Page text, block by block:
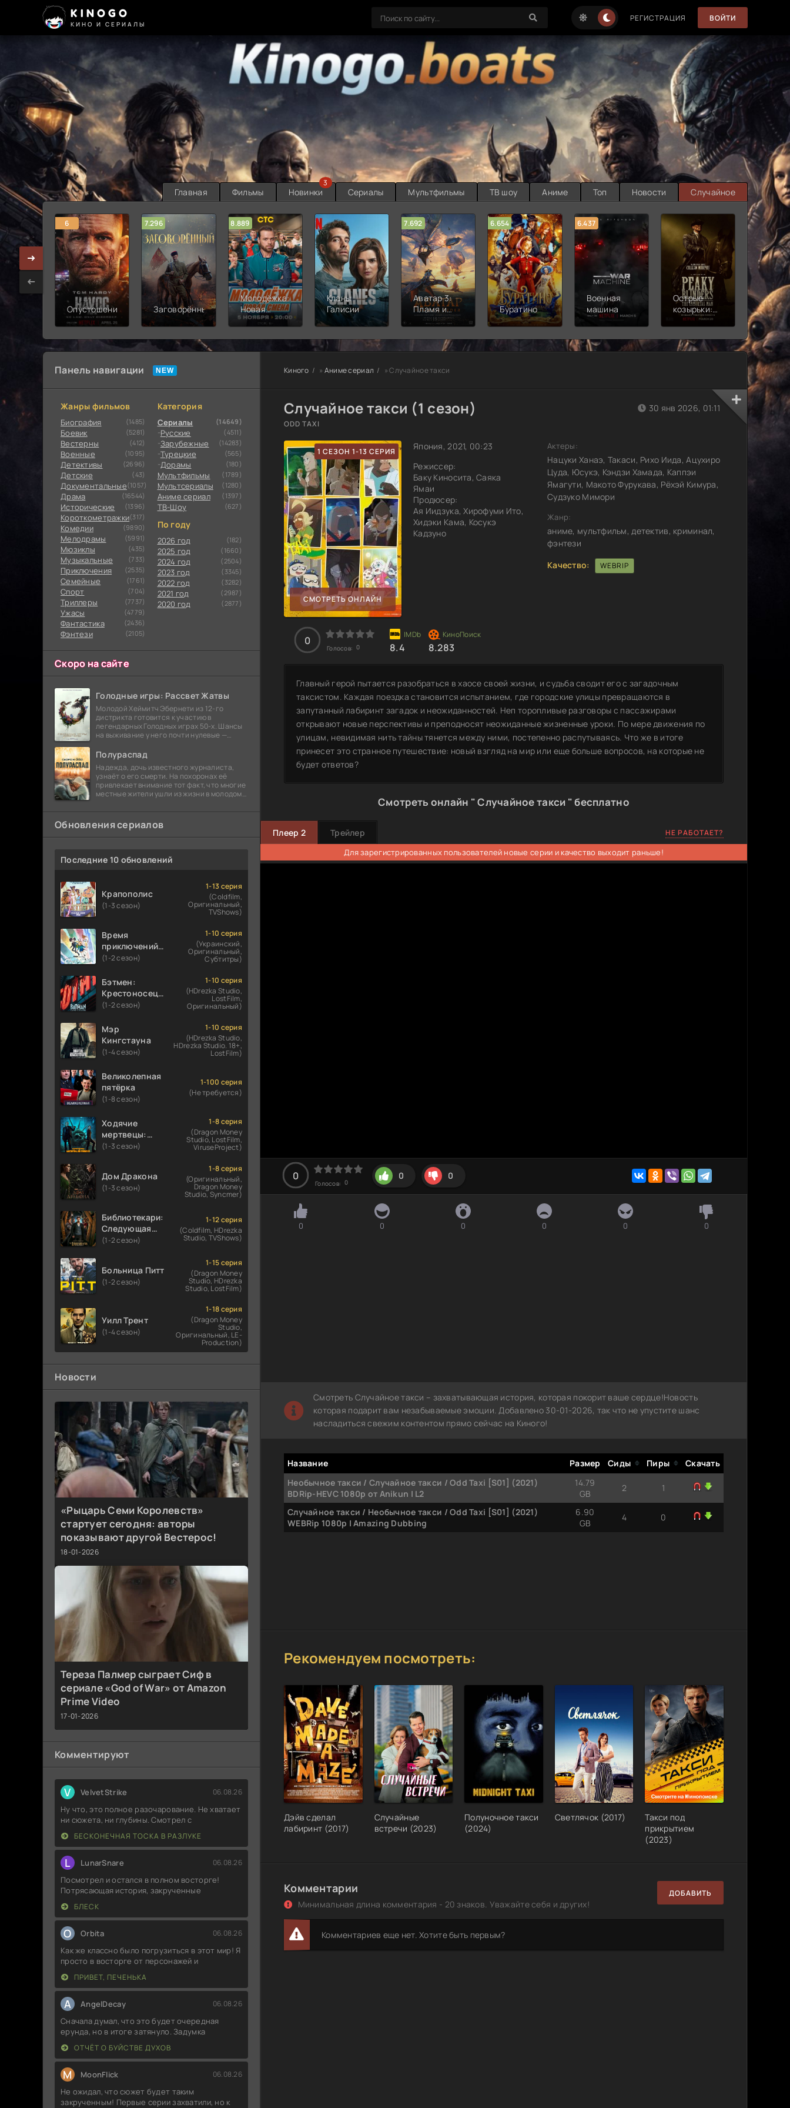
KINOGO
КИНО И СЕРИАЛЫ
РЕГИСТРАЦИЯ ВОЙТИ
Главная Фильмы Новинки
3
Сериалы Мультфильмы ТВ шоу Аниме Топ Новости Случайное
6
Опустошение
7.296
Заговорённый
8.889
Молодёжка:
Новая
смена
Кланы
Галисии
7.692
Аватар 3:
Пламя и
пепел
6.654
Буратино
6.437
Военная
машина
Острые
козырьки:
Бессмертный
7.187
2
Панель навигации
Жанры фильмов
Биография (1485)
Боевик (5281)
Вестерны (412)
Военные (1095)
Детективы (2696)
Детские (43)
Документальные(1057)
Драма (16544)
Исторические (1396)
Короткометражки(317)
Комедии (9890)
Мелодрамы (5991)
Мюзиклы (435)
Музыкальные (733)
Приключения (2535)
Семейные (1761)
Cпорт (704)
Триллеры (7737)
Ужасы (4779)
Фантастика (2436)
Фэнтези (2105)
Категория
Сериалы (14649)
Русские (4511)
Зарубежные (14283)
Турецкие (565)
Дорамы (180)
Мультфильмы (1789)
Мультсериалы (1280)
Аниме сериал (1397)
ТВ-Шоу (627)
По году
2026 год (182)
2025 год (1660)
2024 год (2504)
2023 год (3345)
2022 год (3282)
2021 год (2987)
2020 год (2877)
Скоро на сайте
Голодные игры: Рассвет Жатвы
Молодой Хеймитч Эбернети из 12-го
дистрикта готовится к участию в
легендарных Голодных играх 50-х. Шансы
на выживание у него почти нулевые —
победу еще сорок
Полураспад
Надежда, дочь известного журналиста,
узнаёт о его смерти. На похоронах её
привлекает внимание тот факт, что многие
местные жители ушли из жизни в молодом
бомбы
Обновления сериалов
Последние 10 обновлений
Крапополис
(1-3 сезон)
1-13 серия
(Coldfilm,
Оригинальный,
TVShows)
Время
приключений:
Фионна и Кейк
(1-2 сезон)
1-10 серия
(Украинский,
Оригинальный,
Субтитры)
Бэтмен:
Крестоносец в
плаще
(1-2 сезон)
1-10 серия
(HDrezka Studio,
LostFilm,
Оригинальный)
Мэр
Кингстауна
(1-4 сезон)
1-10 серия
(HDrezka Studio,
HDrezka Studio. 18+,
LostFilm)
Великолепная
пятёрка
(1-8 сезон)
1-100 серия
(Не требуется)
Ходячие
мертвецы:
Мертвый
(1-3 сезон)
1-8 серия
(Dragon Money
Studio, LostFilm,
ViruseProject)
Дом Дракона
(1-3 сезон)
1-8 серия
(Оригинальный,
Dragon Money
Studio, Syncmer)
Библиотекари:
Следующая
глава
(1-2 сезон)
1-12 серия
(Coldfilm, HDrezka
Studio, TVShows)
Больница Питт
(1-2 сезон)
1-15 серия
(Dragon Money
Studio, HDrezka
Studio, LostFilm)
Уилл Трент
(1-4 сезон)
1-18 серия
(Dragon Money
Studio,
Оригинальный, LE-
Production)
Новости
«Рыцарь Семи Королевств»
стартует сегодня: авторы
показывают другой Вестерос!
18-01-2026
Тереза Палмер сыграет Сиф в
сериале «God of War» от Amazon
Prime Video
17-01-2026
Комментируют
V VelvetStrike 06.08.26
Ну что, это полное разочарование. Не хватает
ни сюжета, ни глубины. Смотрел с
БЕСКОНЕЧНАЯ ТОСКА В РАЗЛУКЕ
L LunarSnare 06.08.26
Посмотрел и остался в полном восторге!
Потрясающая история, закрученные
БЛЕСК
O Orbita 06.08.26
Как же классно было погрузиться в этот мир! Я
просто в восторге от персонажей и
ПРИВЕТ, ПЕЧЕНЬКА
A AngelDecay 06.08.26
Сначала думал, что это будет очередная
ерунда, но в итоге затянуло. Задумка
ОТЧЁТ О БУЙСТВЕ ДУХОВ
M MoonFlick 06.08.26
Не ожидал, что сюжет будет таким
закрученным! Первые серии захватили, но к
Киного » Аниме сериал » Случайное такси
Случайное такси (1 сезон)
ODD TAXI
1 СЕЗОН 1-13 СЕРИЯ
СМОТРЕТЬ ОНЛАЙН
Япония, 2021, 00:23
Режиссер:
Баку Киносита, Саяка
Ямаи
Продюсер:
Ая Иидзука, Хирофуми Ито,
Хидэки Кама, Косукэ
Кадзуно
30 янв 2026, 01:11
Актеры:
Нацуки Ханаэ, Такаси, Рихо Иида, Ацухиро
Цуда, Юсукэ, Кэндзи Хамада, Каппэи
Ямагути, Макото Фурукава, Рёхэй Кимура,
Судзуко Мимори
Жанр:
аниме, мультфильм, детектив, криминал,
фэнтези
Качество:
WEBRIP
0
Голосов: 0 8.4 8.283
Главный герой пытается разобраться в хаосе своей жизни, и судьба сводит его с загадочным
таксистом. Каждая поездка становится испытанием, где городские улицы превращаются в
запутанный лабиринт загадок и неожиданностей. Неп торопливые разговоры с пассажирами
открывают новые перспективы и преподносят неожиданные жизненные уроки. По мере движения по
улицам, невидимая нить тайны тянется между ними, постепенно распутываясь. Что же в итоге
принесет это странное путешествие: новый взгляд на мир или еще больше вопросов, на которые не
будет ответов?
Смотреть онлайн " Случайное такси " бесплатно
Плеер 2 Трейлер НЕ РАБОТАЕТ?
Для зарегистрированных пользователей новые серии и качество выходит раньше!
0
Голосов: 0
0 0
0 0 0 0 0 0
Смотреть Случайное такси – захватывающая история, которая покорит ваше сердце!Новость
которая подарит вам незабываемые эмоции. Добавлено 30-01-2026, так что не упустите шанс
насладиться свежим контентом прямо сейчас на Киного!
Название Размер Сиды Пиры
Скачать
Необычное такси / Случайное такси / Odd Taxi [S01] (2021)
BDRip-HEVC 1080p от Anikun | L2
14.79
GB
2 1
Случайное такси / Необычное такси / Odd Taxi [S01] (2021)
WEBRip 1080p | Amazing Dubbing
6.90
GB
4 0
Рекомендуем посмотреть:
Дэйв сделал
лабиринт (2017)
Случайные
встречи (2023)
Полуночное такси
(2024)
Светлячок (2017)
Такси под
прикрытием
(2023)
Комментарии
Минимальная длина комментария - 20 знаков. Уважайте себя и других!
ДОБАВИТЬ
Комментариев еще нет. Хотите быть первым?